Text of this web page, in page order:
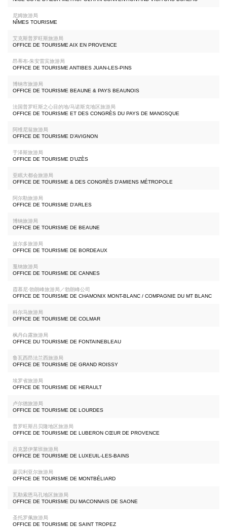
尼姆旅游局
NÎMES TOURISME
艾克斯普罗旺斯旅游局
OFFICE DE TOURISME AIX EN PROVENCE
昂蒂布-朱安雷宾旅游局
OFFICE DE TOURISME ANTIBES JUAN-LES-PINS
博纳市旅游局
OFFICE DE TOURISME BEAUNE & PAYS BEAUNOIS
法国普罗旺斯之心目的地/马诺斯克地区旅游局
OFFICE DE TOURISME ET DES CONGRÈS DU PAYS DE MANOSQUE
阿维尼翁旅游局
OFFICE DE TOURISME D’AVIGNON
于泽斯旅游局
OFFICE DE TOURISME D’UZÈS
亚眠大都会旅游局
OFFICE DE TOURISME & DES CONGRÈS D'AMIENS MÉTROPOLE
阿尔勒旅游局
OFFICE DE TOURISME D'ARLES
博纳旅游局
OFFICE DE TOURISME DE BEAUNE
波尔多旅游局
OFFICE DE TOURISME DE BORDEAUX
戛纳旅游局
OFFICE DE TOURISME DE CANNES
霞慕尼·勃朗峰旅游局／勃朗峰公司
OFFICE DE TOURISME DE CHAMONIX MONT-BLANC / COMPAGNIE DU MT BLANC
科尔马旅游局
OFFICE DE TOURISME DE COLMAR
枫丹白露旅游局
OFFICE DU TOURISME DE FONTAINEBLEAU
鲁瓦西昂法兰西旅游局
OFFICE DE TOURISME DE GRAND ROISSY
埃罗省旅游局
OFFICE DE TOURISME DE HERAULT
卢尔德旅游局
OFFICE DE TOURISME DE LOURDES
普罗旺斯吕贝隆地区旅游局
OFFICE DE TOURISME DE LUBERON CŒUR DE PROVENCE
吕克瑟伊莱班旅游局
OFFICE DE TOURISME DE LUXEUIL-LES-BAINS
蒙贝利亚尔旅游局
OFFICE DE TOURISME DE MONTBÉLIARD
瓦勒索恩马孔地区旅游局
OFFICE DE TOURISME DU MACONNAIS DE SAONE
圣托罗佩旅游局
OFFICE DE TOURISME DE SAINT TROPEZ